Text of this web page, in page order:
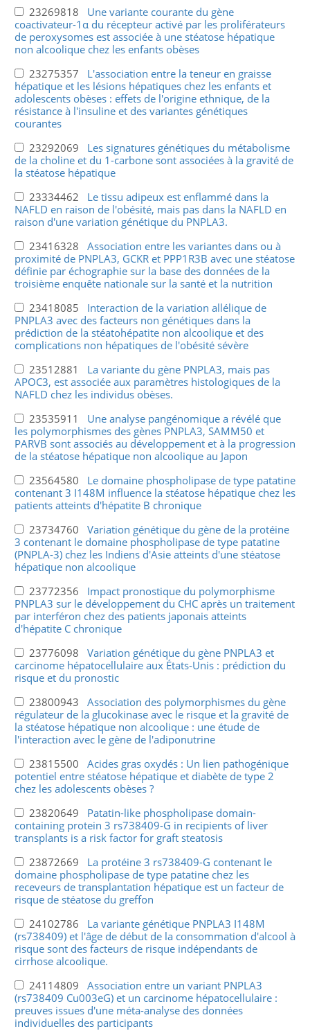
23269818 Une variante courante du gène
coactivateur-1α du récepteur activé par les proliférateurs
de peroxysomes est associée à une stéatose hépatique
non alcoolique chez les enfants obèses
23275357 L'association entre la teneur en graisse
hépatique et les lésions hépatiques chez les enfants et
adolescents obèses : effets de l'origine ethnique, de la
résistance à l'insuline et des variantes génétiques
courantes
23292069 Les signatures génétiques du métabolisme
de la choline et du 1-carbone sont associées à la gravité de
la stéatose hépatique
23334462 Le tissu adipeux est enflammé dans la
NAFLD en raison de l'obésité, mais pas dans la NAFLD en
raison d'une variation génétique du PNPLA3.
23416328 Association entre les variantes dans ou à
proximité de PNPLA3, GCKR et PPP1R3B avec une stéatose
définie par échographie sur la base des données de la
troisième enquête nationale sur la santé et la nutrition
23418085 Interaction de la variation allélique de
PNPLA3 avec des facteurs non génétiques dans la
prédiction de la stéatohépatite non alcoolique et des
complications non hépatiques de l'obésité sévère
23512881 La variante du gène PNPLA3, mais pas
APOC3, est associée aux paramètres histologiques de la
NAFLD chez les individus obèses.
23535911 Une analyse pangénomique a révélé que
les polymorphismes des gènes PNPLA3, SAMM50 et
PARVB sont associés au développement et à la progression
de la stéatose hépatique non alcoolique au Japon
23564580 Le domaine phospholipase de type patatine
contenant 3 I148M influence la stéatose hépatique chez les
patients atteints d'hépatite B chronique
23734760 Variation génétique du gène de la protéine
3 contenant le domaine phospholipase de type patatine
(PNPLA-3) chez les Indiens d'Asie atteints d'une stéatose
hépatique non alcoolique
23772356 Impact pronostique du polymorphisme
PNPLA3 sur le développement du CHC après un traitement
par interféron chez des patients japonais atteints
d'hépatite C chronique
23776098 Variation génétique du gène PNPLA3 et
carcinome hépatocellulaire aux États-Unis : prédiction du
risque et du pronostic
23800943 Association des polymorphismes du gène
régulateur de la glucokinase avec le risque et la gravité de
la stéatose hépatique non alcoolique : une étude de
l'interaction avec le gène de l'adiponutrine
23815500 Acides gras oxydés : Un lien pathogénique
potentiel entre stéatose hépatique et diabète de type 2
chez les adolescents obèses ?
23820649 Patatin-like phospholipase domain-
containing protein 3 rs738409-G in recipients of liver
transplants is a risk factor for graft steatosis
23872669 La protéine 3 rs738409-G contenant le
domaine phospholipase de type patatine chez les
receveurs de transplantation hépatique est un facteur de
risque de stéatose du greffon
24102786 La variante génétique PNPLA3 I148M
(rs738409) et l'âge de début de la consommation d'alcool à
risque sont des facteurs de risque indépendants de
cirrhose alcoolique.
24114809 Association entre un variant PNPLA3
(rs738409 Cu003eG) et un carcinome hépatocellulaire :
preuves issues d'une méta-analyse des données
individuelles des participants